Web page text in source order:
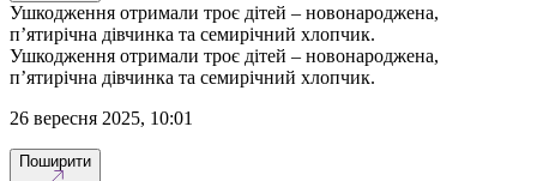
Ушкодження отримали троє дітей – новонароджена,
п’ятирічна дівчинка та семирічний хлопчик.
Ушкодження отримали троє дітей – новонароджена,
п’ятирічна дівчинка та семирічний хлопчик.
26 вересня 2025, 10:01
Поширити